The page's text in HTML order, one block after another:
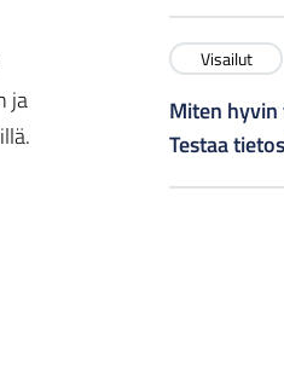
ja
Visailut
Miten
Testaa